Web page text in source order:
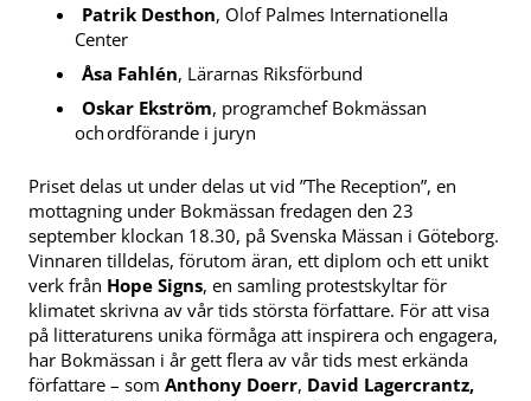
Patrik Desthon, Olof Palmes Internationella
Center
Åsa Fahlén, Lärarnas Riksförbund
Oskar Ekström, programchef Bokmässan
och ordförande i juryn
Priset delas ut under delas ut vid ”The Reception”, en
mottagning under Bokmässan fredagen den 23
september klockan 18.30, på Svenska Mässan i Göteborg.
Vinnaren tilldelas, förutom äran, ett diplom och ett unikt
verk från Hope Signs, en samling protestskyltar för
klimatet skrivna av vår tids största författare. För att visa
på litteraturens unika förmåga att inspirera och engagera,
har Bokmässan i år gett flera av vår tids mest erkända
författare – som Anthony Doerr, David Lagercrantz,